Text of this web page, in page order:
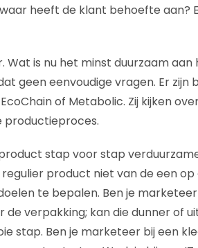
heeft de klant behoefte aan?
Wat is nu het minst duurzaam
geen eenvoudige vragen. Er zijn
of Metabolic. Zij kijken
productieproces.
stap voor stap
product niet van de een
te bepalen. Ben je
verpakking; kan die dunner of
stap. Ben je marketeer bij een